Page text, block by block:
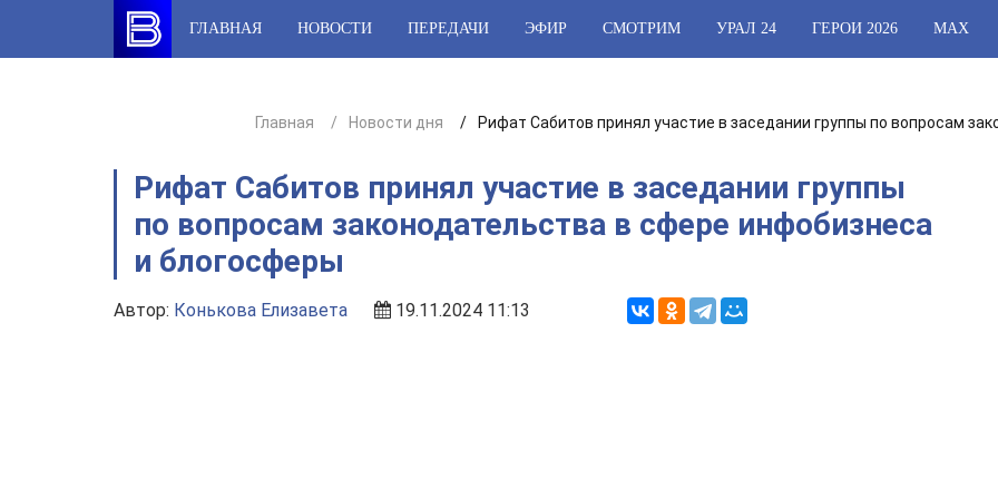
content
ГЛАВНАЯ НОВОСТИ ПЕРЕДАЧИ ЭФИР СМОТРИМ УРАЛ 24 ГЕРОИ 2026 МАХ
Главная Новости дня Рифат Сабитов принял участие в заседании группы по вопросам
Рифат Сабитов принял участие в заседании группы
по вопросам законодательства в сфере инфобизнеса
и блогосферы
Автор: Конькова Елизавета 19.11.2024 11:13